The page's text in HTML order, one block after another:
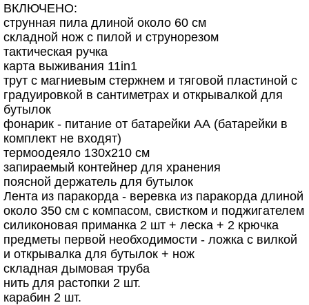
ВКЛЮЧЕНО:
струнная пила длиной около 60 см
складной нож с пилой и струнорезом
тактическая ручка
карта выживания 11in1
трут с магниевым стержнем и тяговой пластиной с
градуировкой в сантиметрах и открывалкой для
бутылок
фонарик - питание от батарейки АА (батарейки в
комплект не входят)
термоодеяло 130x210 см
запираемый контейнер для хранения
поясной держатель для бутылок
Лента из паракорда - веревка из паракорда длиной
около 350 см с компасом, свистком и поджигателем
силиконовая приманка 2 шт + леска + 2 крючка
предметы первой необходимости - ложка с вилкой
и открывалка для бутылок + нож
складная дымовая труба
нить для растопки 2 шт.
карабин 2 шт.